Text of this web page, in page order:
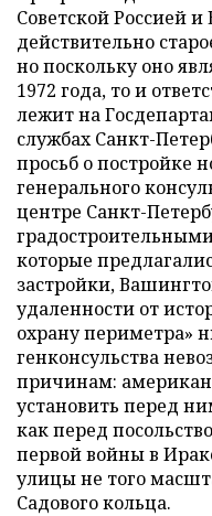
Советской Россией
действительно
но поскольку оно
1972 года, то и
лежит на
службах Санкт-
просьб о постройке
генерального
центре Санкт-
которые
застройки,
удаленности от
охрану периметра»
генконсульства
причинам:
установить перед
как перед
первой войны в
улицы не того
Садового кольца.